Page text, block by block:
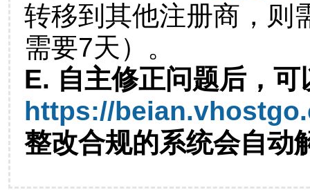
转移到其他注册商，则
需要7天）。
E. 自主修正问题后，可
https://
整改合规的系统会自动